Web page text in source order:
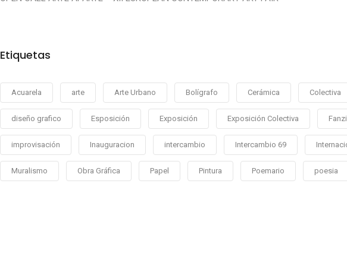
Etiquetas
Acuarela arte Arte Urbano Bolígrafo Cerámica Colectiva
diseño grafico Esposición Exposición Exposición Colectiva
improvisación Inauguracion intercambio Intercambio 69
Muralismo Obra Gráfica Papel Pintura Poemario poesia